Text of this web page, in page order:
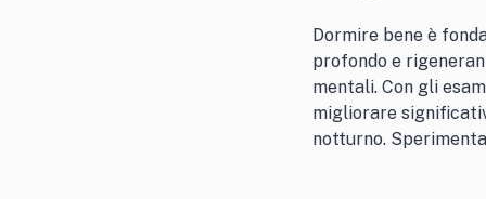
Dormire bene è
profondo e
mentali. Con gli
migliorare
notturno.